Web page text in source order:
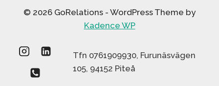
© 2026 GoRelations - WordPress Theme by
Kadence WP
Tfn 0761909930, Furunäsvägen
105, 94152 Piteå